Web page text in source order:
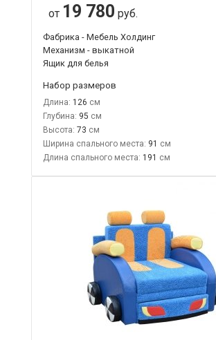
от 19 780 руб.
Фабрика - Мебель Холдинг
Механизм - выкатной
Ящик для белья
Набор размеров
Длина: 126
Глубина: 95
Высота: 73
Ширина спального места: 91
Длина спального места: 191